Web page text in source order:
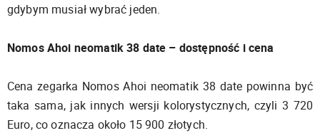
gdybym musiał wybrać jeden.
Nomos Ahoi neomatik 38 date – dostępność i cena
Cena zegarka Nomos Ahoi neomatik 38 date powinna być
taka sama, jak innych wersji kolorystycznych, czyli 3 720
Euro, co oznacza około 15 900 złotych.